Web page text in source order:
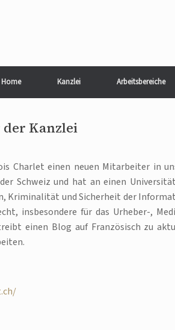
Home Kanzlei Arbeitsbereiche
Kanzlei
Charlet einen neuen Mitarbeiter in
Schweiz und hat an einen
Kriminalität und Sicherheit der
insbesondere für das Urheber-,
einen Blog auf Französisch zu